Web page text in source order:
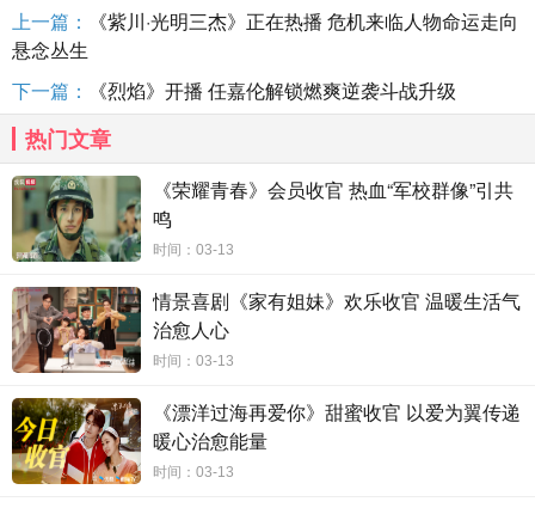
屏幕
都能够感受得到满满质感
”“没想到，在权谋剧里走出喜剧风格，
一路越追越上头！”。可以说，《紫川·光明三杰》用别具一格的制作
惊喜的黑马。
权谋融合轻喜打开男频剧新感
以少年成长群像弘扬传统美德
作为一部古装传奇题材，
线索的基础上，进行 巧妙改编
喜、权谋、武侠等多重看点，各家族之间的博弈充满血性与野性，构
建了一个既真实轻松又富有权谋 色彩的舞台
故事体验。值得一提的是，剧集采用自然光线营造的真实质感，
众从每个镜头的细节
个剧集注入更多的生动感，增加观众与故事的情感共鸣。从另一层面
来说，该剧不仅为观众带来了视觉和心灵的享受
作打开了表意可能性，为国产剧市场
上一篇：
《紫川·光明三杰》正在热播 危机来临人物命运走向
悬念丛生
下一篇：
《烈焰》开播 任嘉伦解锁燃爽逆袭斗战升级
热门文章
《荣耀青春》会员收官 热血“军校群像”引共
鸣
时间：03-13
情景喜剧《家有姐妹》欢乐收官 温暖生活气
治愈人心
时间：03-13
《漂洋过海再爱你》甜蜜收官 以爱为翼传递
暖心治愈能量
时间：03-13